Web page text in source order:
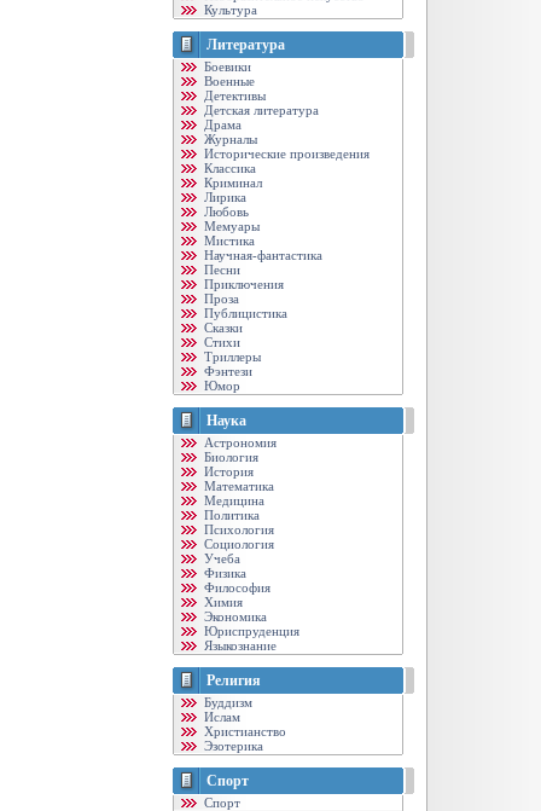
Культура
Литература
Боевики
Военные
Детективы
Детская литература
Драма
Журналы
Исторические произведения
Классика
Криминал
Лирика
Любовь
Мемуары
Мистика
Научная-фантастика
Песни
Приключения
Проза
Публицистика
Сказки
Стихи
Триллеры
Фэнтези
Юмор
Наука
Астрономия
Биология
История
Математика
Медицина
Политика
Психология
Социология
Учеба
Физика
Философия
Химия
Экономика
Юриспруденция
Языкознание
Религия
Буддизм
Ислам
Христианство
Эзотерика
Спорт
Спорт